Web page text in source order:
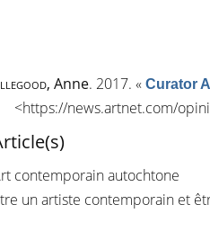
, Anne. 2017. « Curator
<https://news.artnet.com/
contemporain autochtone
un artiste contemporain et